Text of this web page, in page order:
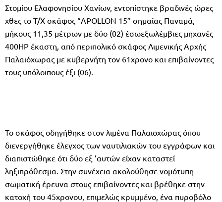
Στομίου Ελαφονησίου Χανίων, εντοπίστηκε βραδινές ώρες
χθες το Τ/Χ σκάφος “APOLLON 15” σημαίας Παναμά,
μήκους 11,35 μέτρων με δύο (02) έσωεξωλέμβιες μηχανές
400ΗΡ έκαστη, από περιπολικό σκάφος Λιμενικής Αρχής
Παλαιόχωρας με κυβερνήτη τον 61χρονο και επιβαίνοντες
τους υπόλοιπους έξι (06).
Το σκάφος οδηγήθηκε στον λιμένα Παλαιοχώρας όπου
διενεργήθηκε έλεγχος των ναυτιλιακών του εγγράφων και
διαπιστώθηκε ότι δύο εξ ’αυτών είχαν καταστεί
ληξιπρόθεσμα. Στην συνέχεια ακολούθησε νομότυπη
σωματική έρευνα στους επιβαίνοντες και βρέθηκε στην
κατοχή του 45χρονου, επιμελώς κρυμμένο, ένα πυροβόλο